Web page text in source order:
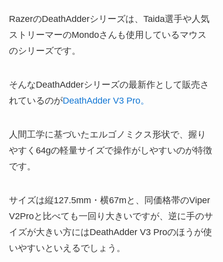
RazerのDeathAdderシリーズは、Taida選手や人気
ストリーマーのMondoさんも使用しているマウス
のシリーズです。
そんなDeathAdderシリーズの最新作として販売さ
れているのがDeathAdder V3 Pro。
人間工学に基づいたエルゴノミクス形状で、握り
やすく64gの軽量サイズで操作がしやすいのが特徴
です。
サイズは縦127.5mm・横67mと、同価格帯のViper
V2Proと比べても一回り大きいですが、逆に手のサ
イズが大きい方にはDeathAdder V3 Proのほうが使
いやすいといえるでしょう。